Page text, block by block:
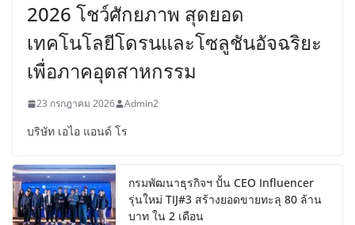
2026 โชว์ศักยภาพ สุดยอด
เทคโนโลยีโดรนและโซลูชันอัจฉริยะ
เพื่อภาคอุตสาหกรรม
23 กรกฎาคม 2026 Admin2
บริษัท เอไอ แอนด์ โร
กรมพัฒนาธุรกิจฯ ปั้น CEO Influencer
รุ่นใหม่ TIJ#3 สร้างยอดขายทะลุ 80 ล้าน
บาท ใน 2 เดือน